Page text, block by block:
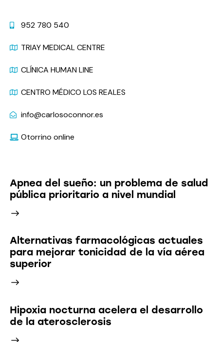
952 780 540
TRIAY MEDICAL CENTRE
CLÍNICA HUMAN LINE
CENTRO MÉDICO LOS REALES
info@carlosoconnor.es
Otorrino online
Apnea del sueño: un problema de salud
pública prioritario a nivel mundial
Alternativas farmacológicas actuales
para mejorar tonicidad de la vía aérea
superior
Hipoxia nocturna acelera el desarrollo
de la aterosclerosis